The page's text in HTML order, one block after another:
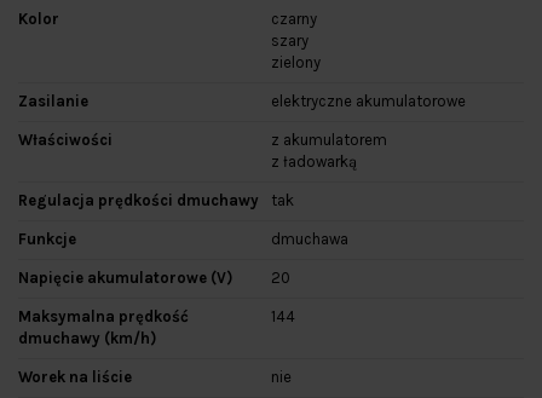
Kolor
czarny
szary
zielony
Zasilanie elektryczne akumulatorowe
Właściwości
z akumulatorem
z ładowarką
Regulacja prędkości dmuchawy tak
Funkcje dmuchawa
Napięcie akumulatorowe (V) 20
Maksymalna prędkość
dmuchawy (km/h)
144
Worek na liście nie